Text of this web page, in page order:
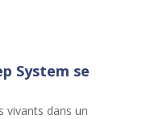
System se
vivants dans un